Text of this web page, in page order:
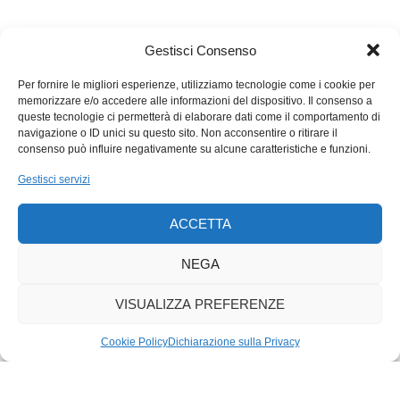
Gestisci Consenso
Per fornire le migliori esperienze, utilizziamo tecnologie come i cookie per
memorizzare e/o accedere alle informazioni del dispositivo. Il consenso a
queste tecnologie ci permetterà di elaborare dati come il comportamento di
navigazione o ID unici su questo sito. Non acconsentire o ritirare il
consenso può influire negativamente su alcune caratteristiche e funzioni.
Gestisci servizi
ACCETTA
NEGA
VISUALIZZA PREFERENZE
Cookie PolicyDichiarazione sulla Privacy